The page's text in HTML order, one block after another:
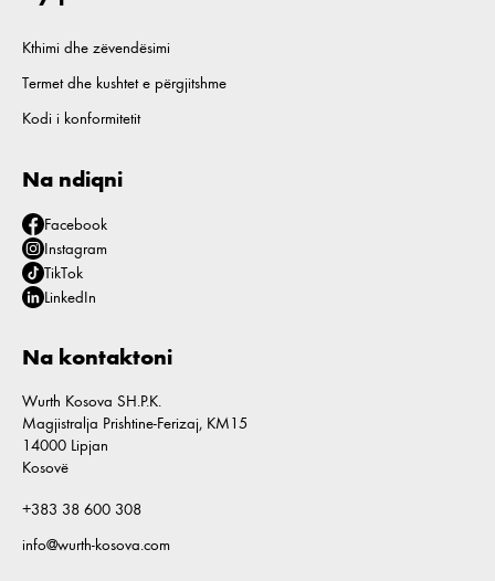
Kthimi dhe zëvendësimi
Termet dhe kushtet e përgjitshme
Kodi i konformitetit
Na ndiqni
Facebook
Instagram
TikTok
LinkedIn
Na kontaktoni
Wurth Kosova SH.P.K.
Magjistralja Prishtine-Ferizaj, KM15
14000 Lipjan
Kosovë
+383 38 600 308
info@wurth-kosova.com